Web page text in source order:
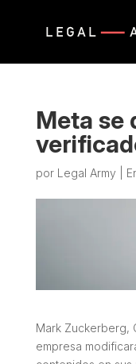
Meta se
por Legal Army
Mark Zuckerberg,
empresa